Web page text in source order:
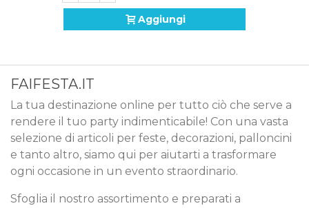
Aggiungi
FAIFESTA.IT
La tua destinazione online per tutto ciò che serve a
rendere il tuo party indimenticabile! Con una vasta
selezione di articoli per feste, decorazioni, palloncini
e tanto altro, siamo qui per aiutarti a trasformare
ogni occasione in un evento straordinario.
Sfoglia il nostro assortimento e preparati a